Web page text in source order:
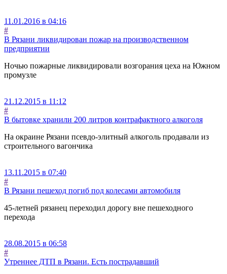
11.01.2016 в 04:16
#
В Рязани ликвидирован пожар на производственном
предприятии
Ночью пожарные ликвидировали возгорания цеха на Южном
промузле
21.12.2015 в 11:12
#
В бытовке хранили 200 литров контрафактного алкоголя
На окраине Рязани псевдо-элитный алкоголь продавали из
строительного вагончика
13.11.2015 в 07:40
#
В Рязани пешеход погиб под колесами автомобиля
45-летней рязанец переходил дорогу вне пешеходного
перехода
28.08.2015 в 06:58
#
Утреннее ДТП в Рязани. Есть пострадавший